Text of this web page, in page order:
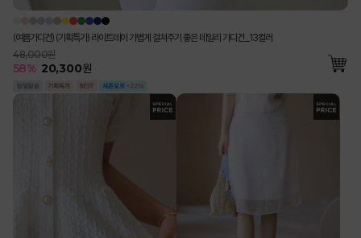
(여름가디건) (기획특가) 라이트데이 가볍게 걸쳐주기 좋은 데일리 가디건_13컬러
48,000원
58% 20,300원